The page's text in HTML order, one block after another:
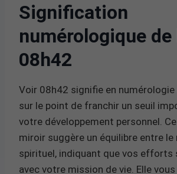
Signification
numérologique de
08h42
Voir 08h42 signifie en numérologie
sur le point de franchir un seuil
votre développement personnel.
miroir suggère un équilibre entre
spirituel, indiquant que vos efforts
avec votre mission de vie. Elle